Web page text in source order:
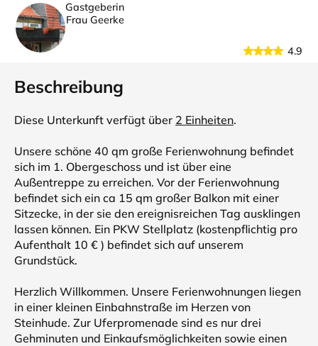
Gastgeberin
Frau Geerke
4.9
Beschreibung
Diese Unterkunft verfügt über 2 Einheiten.
Unsere schöne 40 qm große Ferienwohnung befindet
sich im 1. Obergeschoss und ist über eine
Außentreppe zu erreichen. Vor der Ferienwohnung
befindet sich ein ca 15 qm großer Balkon mit einer
Sitzecke, in der sie den ereignisreichen Tag ausklingen
lassen können. Ein PKW Stellplatz (kostenpflichtig pro
Aufenthalt 10 € ) befindet sich auf unserem
Grundstück.
Herzlich Willkommen. Unsere Ferienwohnungen liegen
in einer kleinen Einbahnstraße im Herzen von
Steinhude. Zur Uferpromenade sind es nur drei
Gehminuten und Einkaufsmöglichkeiten sowie einen